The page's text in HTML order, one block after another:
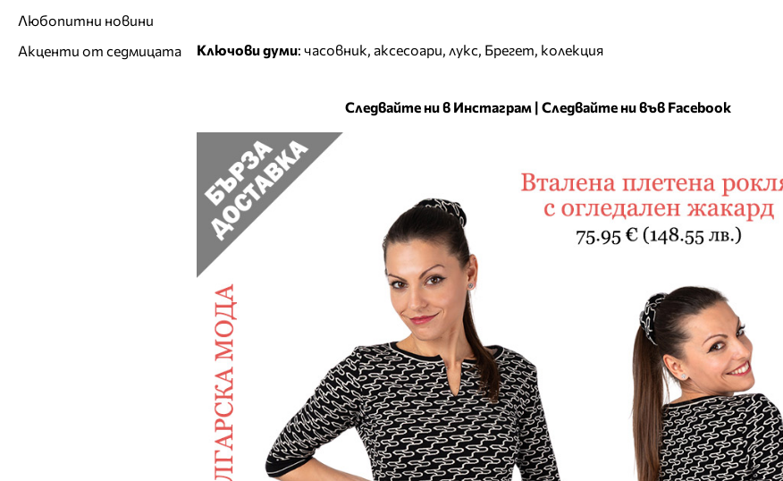
Ключови думи: часовник аксесоари лукс Брегет колекция
Следвайте ни в Инстаграм | Следвайте ни във Facebook
Любопитни новини
Акценти от седмицата